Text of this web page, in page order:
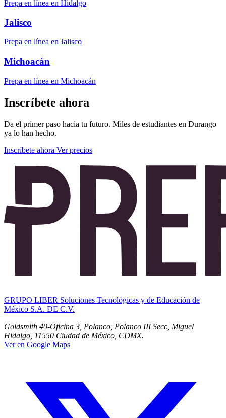
Prepa en línea en Hidalgo
Jalisco
Prepa en línea en Jalisco
Michoacán
Prepa en línea en Michoacán
Inscríbete ahora
Da el primer paso hacia tu futuro. Miles de estudiantes en Durango
ya lo han hecho.
Inscríbete ahora Ver precios
GRUPO LIBER Soluciones Tecnológicas y de Educación de
México S.A. DE C.V.
Goldsmith 40-Oficina 3, Polanco, Polanco III Secc, Miguel
Hidalgo, 11550 Ciudad de México, CDMX.
Ver en Google Maps